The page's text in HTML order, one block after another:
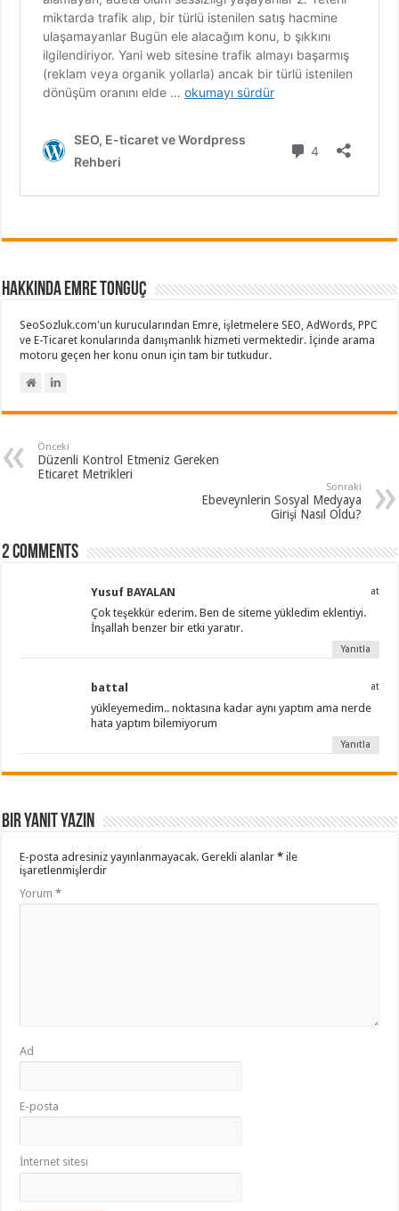
Hakkında Emre Tonguç
SeoSozluk.com'un kurucularından Emre, işletmelere SEO, AdWords, PPC
ve E-Ticaret konularında danışmanlık hizmeti vermektedir. İçinde arama
motoru geçen her konu onun için tam bir tutkudur.
Önceki
Düzenli Kontrol Etmeniz Gereken
Eticaret Metrikleri
Sonraki
Ebeveynlerin Sosyal Medyaya
Girişi Nasıl Oldu?
2 comments
Yusuf BAYALAN at
Çok teşekkür ederim. Ben de siteme yükledim eklentiyi.
İnşallah benzer bir etki yaratır.
Yanıtla
battal at
yükleyemedim.. noktasına kadar aynı yaptım ama nerde
hata yaptım bilemiyorum
Yanıtla
Bir yanıt yazın
E-posta adresiniz yayınlanmayacak. Gerekli alanlar* ile
işaretlenmişlerdir
Yorum*
Ad
E-posta
İnternet sitesi